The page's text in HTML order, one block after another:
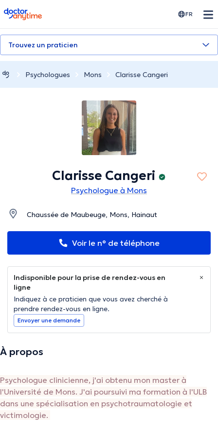
doctoranytime FR
Trouvez un praticien
Psychologues Mons Clarisse Cangeri
Clarisse Cangeri
Psychologue à Mons
Chaussée de Maubeuge, Mons, Hainaut
Voir le n° de téléphone
Indisponible pour la prise de rendez-vous en
ligne
Indiquez à ce praticien que vous avez cherché à
prendre rendez-vous en ligne.
Envoyer une demande
À propos
Psychologue clinicienne, j'ai obtenu mon master à
l'Université de Mons. J'ai poursuivi ma formation à l'ULB
dans une spécialisation en psychotraumatologie et
victimologie.